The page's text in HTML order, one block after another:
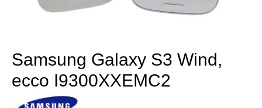
Samsung Galaxy S3 Wind,
ecco I9300XXEMC2